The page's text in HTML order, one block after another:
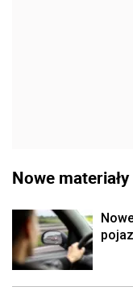
Nowe materiały